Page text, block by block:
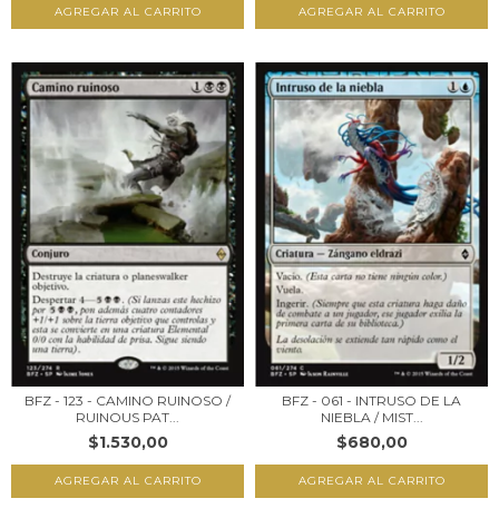
BFZ - 123 - CAMINO RUINOSO /
RUINOUS PAT...
$1.530,00
BFZ - 061 - INTRUSO DE LA
NIEBLA / MIST...
$680,00